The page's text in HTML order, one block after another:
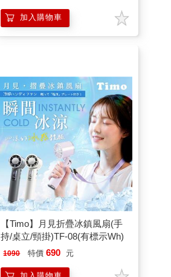
加入購物車
【Timo】月見折疊冰鎮風扇(手
持/桌立/頸掛)TF-08(有標示Wh)
1090 特價 690 元